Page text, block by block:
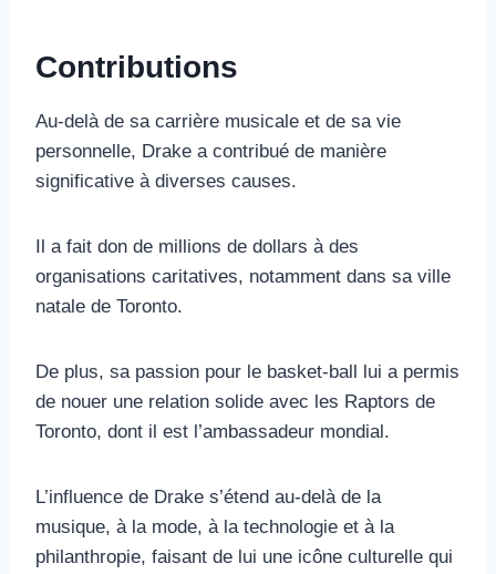
Contributions
Au-delà de sa carrière musicale et de sa vie
personnelle, Drake a contribué de manière
significative à diverses causes.
Il a fait don de millions de dollars à des
organisations caritatives, notamment dans sa ville
natale de Toronto.
De plus, sa passion pour le basket-ball lui a permis
de nouer une relation solide avec les Raptors de
Toronto, dont il est l’ambassadeur mondial.
L’influence de Drake s’étend au-delà de la
musique, à la mode, à la technologie et à la
philanthropie, faisant de lui une icône culturelle qui